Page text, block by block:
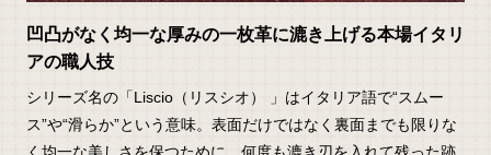
凹凸がなく均一な厚みの一枚革に漉き上げる本場イタリ
アの職人技
シリーズ名の「Liscio（リスシオ） 」はイタリア語で“スムー
ス”や“滑らか”という意味。表面だけではなく裏面までも限りな